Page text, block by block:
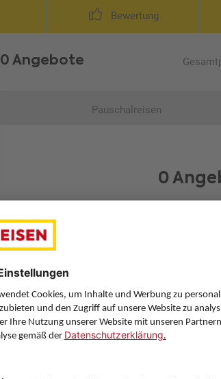
Bewertung
0 Angebote
Pauschalreisen
0
Leider konnten wir kein Angebot finden,
oder setzen Sie
Sie haben eine Frage? Wir helfen